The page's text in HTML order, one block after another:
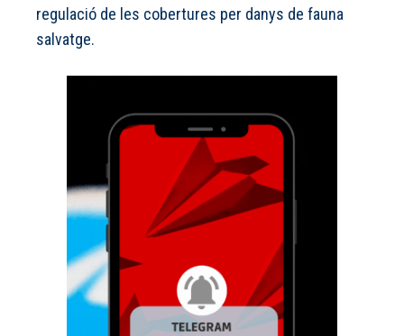
regulació de les cobertures per danys de fauna
salvatge.